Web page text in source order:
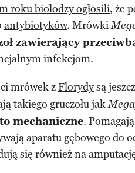
roku biolodzy ogłosili, że
antybiotyków. Mrówki
zawierający
infekcjom.
mrówek zFlorydysą
takiego gruczołu jak
mechaniczne.
aparatu gębowego do
się również na